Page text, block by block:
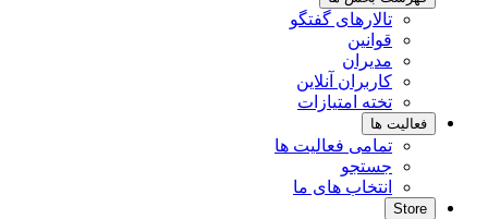
تالارهای گفتگو
قوانین
مدیران
کاربران آنلاین
تخته امتیازات
فعالیت ها
تمامی فعالیت ها
جستجو
انتخاب های ما
Store